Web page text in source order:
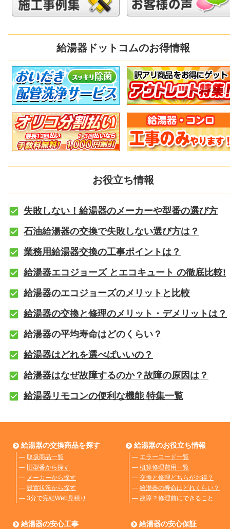
給湯器ドットコムのお得情報
お役立ち情報
失敗しない！給湯器のメーカーや型番の選び方
石油給湯器の交換で失敗しない選び方は？
業務用給湯器交換の工事ポイントは？
給湯器エコジョーズ とエコキュート の徹底比較!
給湯器のエコジョーズのメリットと比較
給湯器の交換と修理のメリット・デメリットは？
給湯器の平均寿命はどのくらい？
給湯器はどれを選べばいいの？
給湯器はなぜ故障するのか？故障の原因は？
給湯器リモコンの便利な機能 特集一覧
給湯器の交換商品を探す
― 取扱商品一覧
― 旧型番から探す
― メーカーから探す
― 設置状況から探す
― 3分で完結Web見積り
給湯器のお役立ち情報
― エラーコード一覧
― 概算修理費用一覧
― 交換と修理どちらがお得？
― 給湯器の寿命はどれくらい？
― 故障？修理前にできること
給湯器の安心工事 給湯器の安心保証